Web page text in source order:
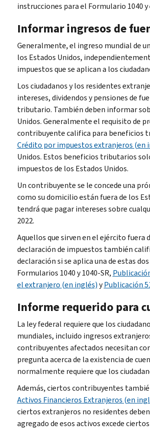
instrucciones para el Formulario 1040 y
Informar ingresos de
Generalmente, el ingreso mundial de
los Estados Unidos,
impuestos que se aplican a los
Los ciudadanos y los residentes
intereses, dividendos y pensiones de
tributario. También deben informar
Unidos. Generalmente el requisito de
contribuyente califica para beneficios
Crédito por impuestos extranjeros (en
Unidos. Estos beneficios tributarios
impuestos de los Estados Unidos.
Un contribuyente se le concede una
como su domicilio están fuera de los
tendrá que pagar intereses sobre
2022.
Aquellos que sirven en el ejército fuera
declaración de impuestos también
declaración si se aplica una de estas
Formularios 1040 y 1040-SR,
el extranjero (en inglés)yPublicación
Informe requerido para
La ley federal requiere que los
mundiales, incluido ingresos
contribuyentes afectados necesitan
pregunta acerca de la existencia de
normalmente requiere que los
Además, ciertos contribuyentes
Activos Financieros Extranjeros (en
ciertos extranjeros no residentes
agregado de esos activos excede